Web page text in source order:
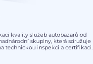
kvality služeb autobazarů od
skupiny, která sdružuje
technickou inspekci a certifikaci.